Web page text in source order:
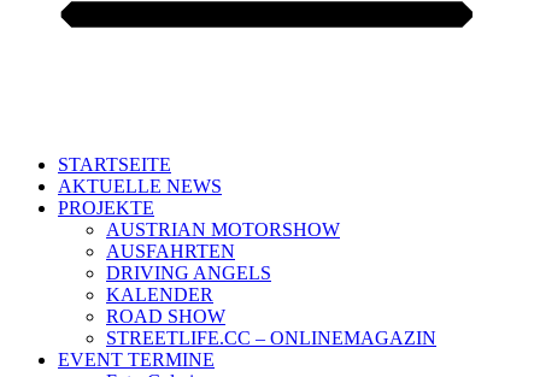
STARTSEITE
AKTUELLE NEWS
PROJEKTE
AUSTRIAN MOTORSHOW
AUSFAHRTEN
DRIVING ANGELS
KALENDER
ROAD SHOW
STREETLIFE.CC – ONLINEMAGAZIN
EVENT TERMINE